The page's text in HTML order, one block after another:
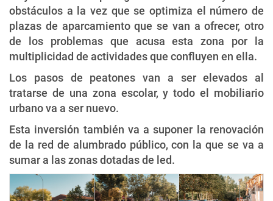
obstáculos a la vez que se optimiza el número de
plazas de aparcamiento que se van a ofrecer, otro
de los problemas que acusa esta zona por la
multiplicidad de actividades que confluyen en ella.
Los pasos de peatones van a ser elevados al
tratarse de una zona escolar, y todo el mobiliario
urbano va a ser nuevo.
Esta inversión también va a suponer la renovación
de la red de alumbrado público, con la que se va a
sumar a las zonas dotadas de led.